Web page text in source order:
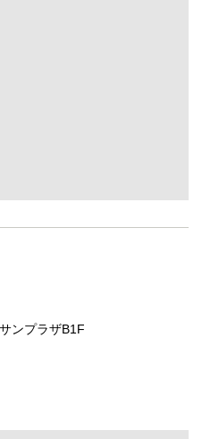
ンプラザB1F